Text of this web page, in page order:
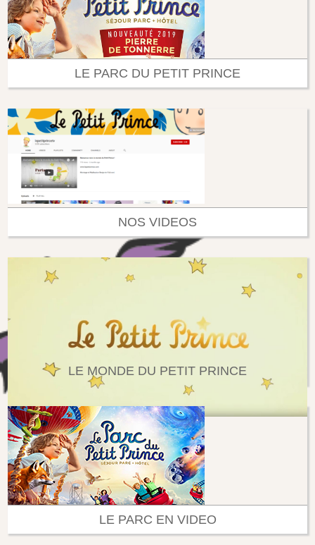
LE PARC DU PETIT PRINCE
NOS VIDEOS
LE MONDE DU PETIT PRINCE
LE PARC EN VIDEO